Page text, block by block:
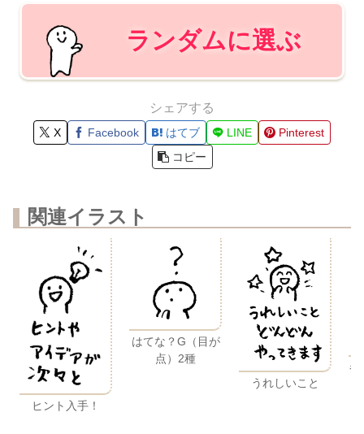
ランダムに選ぶ
シェアする
X Facebook はてブ LINE
Pinterest
コピー
関連イラスト
ヒント入手！
はてな？G（目が
点）2種
うれしいこと
参